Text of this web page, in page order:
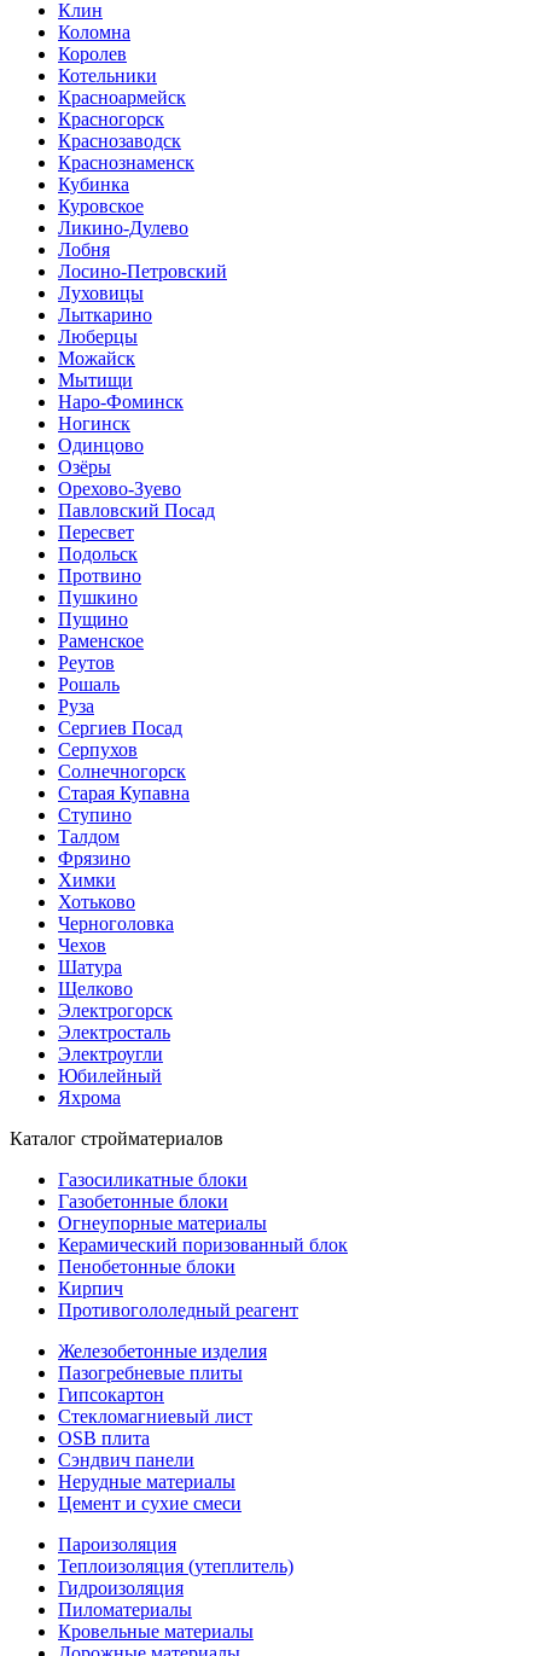
Клин
Коломна
Королев
Котельники
Красноармейск
Красногорск
Краснозаводск
Краснознаменск
Кубинка
Куровское
Ликино-Дулево
Лобня
Лосино-Петровский
Луховицы
Лыткарино
Люберцы
Можайск
Мытищи
Наро-Фоминск
Ногинск
Одинцово
Озёры
Орехово-Зуево
Павловский Посад
Пересвет
Подольск
Протвино
Пушкино
Пущино
Раменское
Реутов
Рошаль
Руза
Сергиев Посад
Серпухов
Солнечногорск
Старая Купавна
Ступино
Талдом
Фрязино
Химки
Хотьково
Черноголовка
Чехов
Шатура
Щелково
Электрогорск
Электросталь
Электроугли
Юбилейный
Яхрома
Каталог стройматериалов
Газосиликатные блоки
Газобетонные блоки
Огнеупорные материалы
Керамический поризованный блок
Пенобетонные блоки
Кирпич
Противогололедный реагент
Железобетонные изделия
Пазогребневые плиты
Гипсокартон
Стекломагниевый лист
OSB плита
Сэндвич панели
Нерудные материалы
Цемент и сухие смеси
Пароизоляция
Теплоизоляция (утеплитель)
Гидроизоляция
Пиломатериалы
Кровельные материалы